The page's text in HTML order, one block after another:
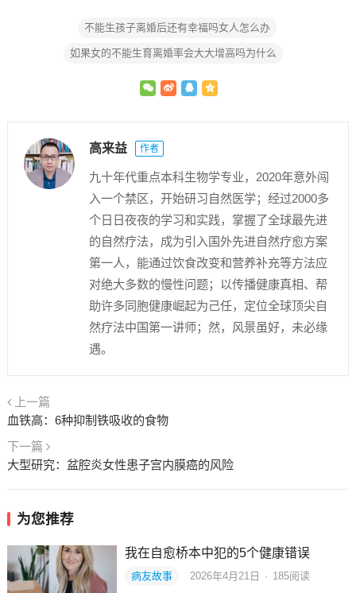
不能生孩子离婚后还有幸福吗女人怎么办
如果女的不能生育离婚率会大大增高吗为什么
高来益 作者
九十年代重点本科生物学专业，2020年意外闯
入一个禁区，开始研习自然医学；经过2000多
个日日夜夜的学习和实践，掌握了全球最先进
的自然疗法，成为引入国外先进自然疗愈方案
第一人，能通过饮食改变和营养补充等方法应
对绝大多数的慢性问题；以传播健康真相、帮
助许多同胞健康崛起为己任，定位全球顶尖自
然疗法中国第一讲师；然，风景虽好，未必缘
遇。
上一篇
血铁高：6种抑制铁吸收的食物
下一篇
大型研究：盆腔炎女性患子宫内膜癌的风险
为您推荐
我在自愈桥本中犯的5个健康错误
病友故事 2026年4月21日 · 185阅读